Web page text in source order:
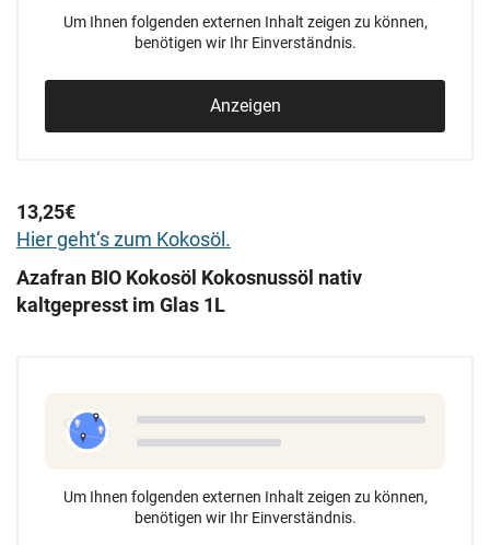
Um Ihnen folgenden externen Inhalt zeigen zu können,
benötigen wir Ihr Einverständnis.
Anzeigen
13,25€
Hier geht‘s zum Kokosöl.
Azafran BIO Kokosöl Kokosnussöl nativ
kaltgepresst im Glas 1L
Um Ihnen folgenden externen Inhalt zeigen zu können,
benötigen wir Ihr Einverständnis.